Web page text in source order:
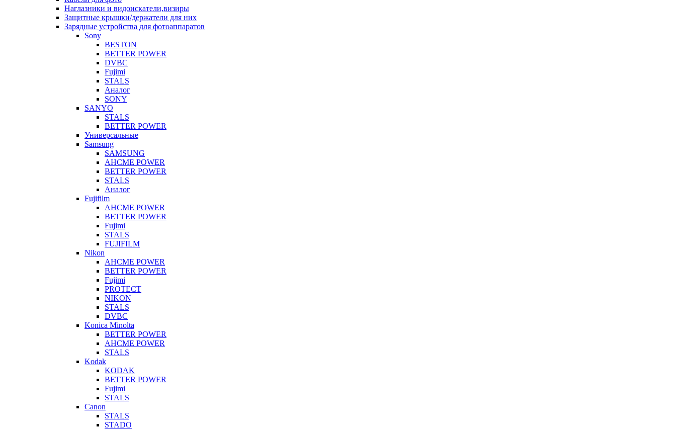
Наглазники и видоискатели,визиры
Защитные крышки/держатели для них
Зарядные устройства для фотоаппаратов
Sony
BESTON
BETTER POWER
DVBC
Fujimi
STALS
Аналог
SONY
SANYO
STALS
BETTER POWER
Универсальные
Samsung
SAMSUNG
AHCME POWER
BETTER POWER
STALS
Аналог
Fujifilm
AHCME POWER
BETTER POWER
Fujimi
STALS
FUJIFILM
Nikon
AHCME POWER
BETTER POWER
Fujimi
PROTECT
NIKON
STALS
DVBC
Konica Minolta
BETTER POWER
AHCME POWER
STALS
Kodak
KODAK
BETTER POWER
Fujimi
STALS
Canon
STALS
STADO